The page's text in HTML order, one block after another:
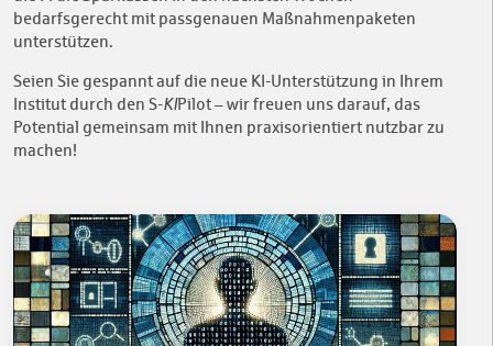
bedarfsgerecht mit passgenauen Maßnahmenpaketen
unterstützen.
Seien Sie gespannt auf die neue KI-Unterstützung in Ihrem
Institut durch den S-KIPilot – wir freuen uns darauf, das
Potential gemeinsam mit Ihnen praxisorientiert nutzbar zu
machen!